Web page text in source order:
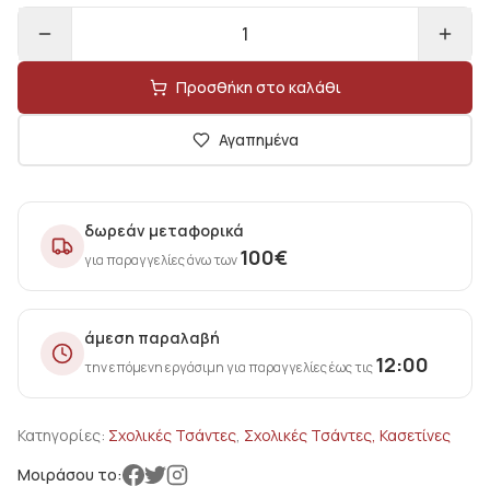
1
Προσθήκη στο καλάθι
Αγαπημένα
δωρεάν μεταφορικά
για παραγγελίες άνω των100€
άμεση παραλαβή
την επόμενη εργάσιμη για παραγγελίες έως τις12:00
Κατηγορίες: Σχολικές Τσάντες, Σχολικές Τσάντες, Κασετίνες
Μοιράσου το: